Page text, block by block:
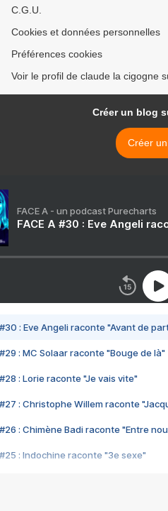
C.G.U.
Cookies et données personnelles
Préférences cookies
Voir le profil de claude la cigogne
Créer un blog
Créer
FACE A - un podcast Purecharts
FACE A #30 : Eve Angeli
#30 : Eve Angeli raconte "Avant de
#29 : MC Solaar raconte "Bouge de là"
#28 : Lorie raconte "Je vais vite"
#27 : Christophe Willem raconte
#26 : Chimène Badi raconte "Entre
#25 : Indochine raconte "3e sexe"